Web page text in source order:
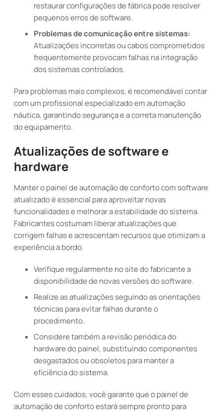
restaurar configurações de fábrica pode resolver
pequenos erros de software.
Problemas de comunicação entre sistemas:
Atualizações incorretas ou cabos comprometidos
frequentemente provocam falhas na integração
dos sistemas controlados.
Para problemas mais complexos, é recomendável contar
com um profissional especializado em automação
náutica, garantindo segurança e a correta manutenção
do equipamento.
Atualizações de software e
hardware
Manter o painel de automação de conforto com software
atualizado é essencial para aproveitar novas
funcionalidades e melhorar a estabilidade do sistema.
Fabricantes costumam liberar atualizações que
corrigem falhas e acrescentam recursos que otimizam a
experiência a bordo.
Verifique regularmente no site do fabricante a
disponibilidade de novas versões do software.
Realize as atualizações seguindo as orientações
técnicas para evitar falhas durante o
procedimento.
Considere também a revisão periódica do
hardware do painel, substituindo componentes
desgastados ou obsoletos para manter a
eficiência do sistema.
Com esses cuidados, você garante que o painel de
automação de conforto estará sempre pronto para